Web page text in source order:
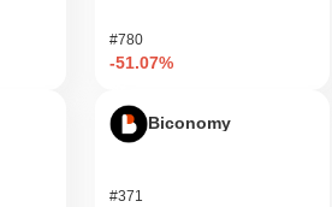
#780
-51.07%
Biconomy
#371